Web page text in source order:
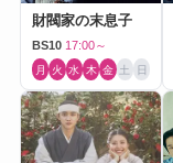
財閥家の末息子
BS10 17:00～
月 火 水 木 金 土 日